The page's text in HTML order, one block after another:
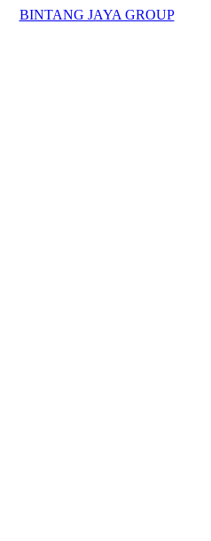
BINTANG JAYA GROUP